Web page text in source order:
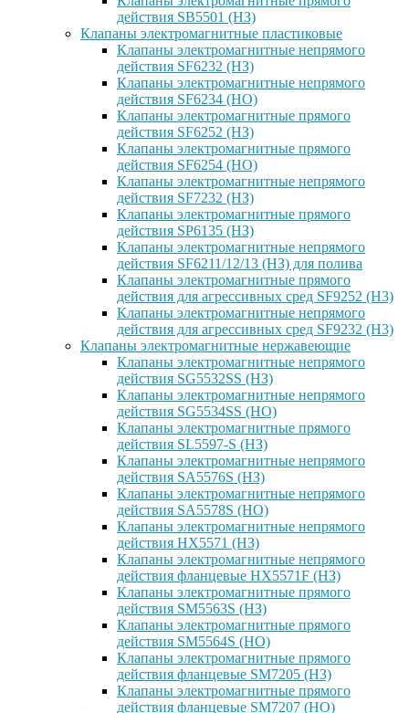
действия SB5501 (НЗ)
Клапаны электромагнитные пластиковые
Клапаны электромагнитные непрямого
действия SF6232 (НЗ)
Клапаны электромагнитные непрямого
действия SF6234 (НО)
Клапаны электромагнитные прямого
действия SF6252 (НЗ)
Клапаны электромагнитные прямого
действия SF6254 (НО)
Клапаны электромагнитные непрямого
действия SF7232 (НЗ)
Клапаны электромагнитные прямого
действия SP6135 (НЗ)
Клапаны электромагнитные непрямого
действия SF6211/12/13 (НЗ) для полива
Клапаны электромагнитные прямого
действия для агрессивных сред SF9252 (H3)
Клапаны электромагнитные непрямого
действия для агрессивных сред SF9232 (H3)
Клапаны электромагнитные нержавеющие
Клапаны электромагнитные непрямого
действия SG5532SS (НЗ)
Клапаны электромагнитные непрямого
действия SG5534SS (НО)
Клапаны электромагнитные прямого
действия SL5597-S (НЗ)
Клапаны электромагнитные непрямого
действия SA5576S (НЗ)
Клапаны электромагнитные непрямого
действия SA5578S (НО)
Клапаны электромагнитные непрямого
действия HX5571 (НЗ)
Клапаны электромагнитные непрямого
действия фланцевые HX5571F (НЗ)
Клапаны электромагнитные прямого
действия SM5563S (НЗ)
Клапаны электромагнитные прямого
действия SM5564S (НО)
Клапаны электромагнитные прямого
действия фланцевые SM7205 (НЗ)
Клапаны электромагнитные прямого
действия фланцевые SM7207 (НО)